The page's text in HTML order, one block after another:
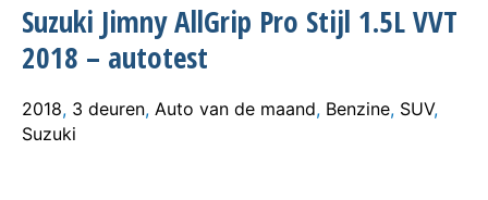
Suzuki Jimny AllGrip Pro Stijl 1.5L VVT
2018 – autotest
2018, 3 deuren, Auto van de maand, Benzine, SUV,
Suzuki